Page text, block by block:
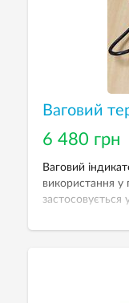
Ваговий
6 480 грн
Ваговий
використання у
батарея, що